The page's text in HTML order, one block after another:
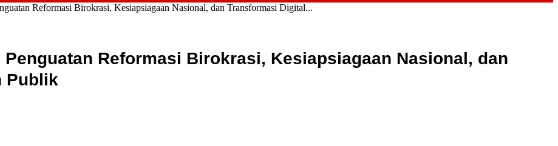
Reformasi Birokrasi, Kesiapsiagaan Nasional, dan Transformasi Digital...
Penguatan Reformasi Birokrasi, Kesiapsiagaan Nasional, dan
Publik